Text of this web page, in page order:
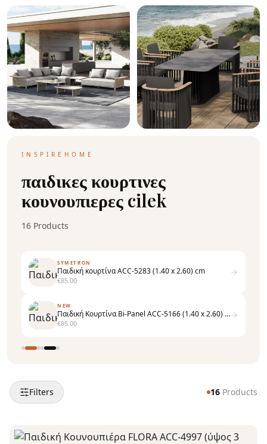
INSPIREHOME
παιδικες κουρτινες
κουνουπιερες cilek
16 Products
SYMETRON
Παιδική κουρτίνα ACC-5283 (1.40 x 2.60) cm
€85.00
NEW
Παιδική Κουρτίνα Bi-Panel ACC-5166 (1.40 x 2.60) cm
€85.00
Filters 16 Products